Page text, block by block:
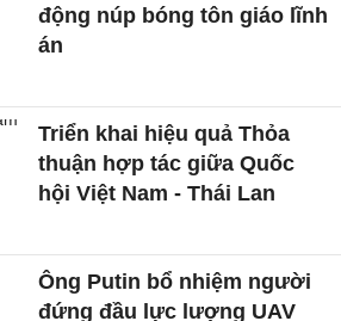
động núp bóng tôn giáo lĩnh
án
Triển khai hiệu quả Thỏa
thuận hợp tác giữa Quốc
hội Việt Nam - Thái Lan
Ông Putin bổ nhiệm người
đứng đầu lực lượng UAV